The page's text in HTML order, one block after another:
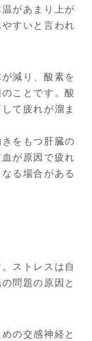
があまり上が
すいと言われ
減り、酸素を
ことです。酸
て疲れが溜ま
をもつ肝臓の
が原因で疲れ
る場合がある
ストレスは自
問題の原因と
の交感神経と